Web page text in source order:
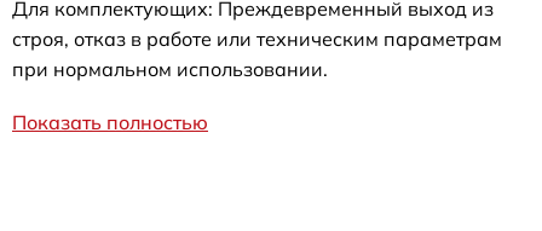
Для комплектующих: Преждевременный выход из
строя, отказ в работе или техническим параметрам
при нормальном использовании.
Показать полностью